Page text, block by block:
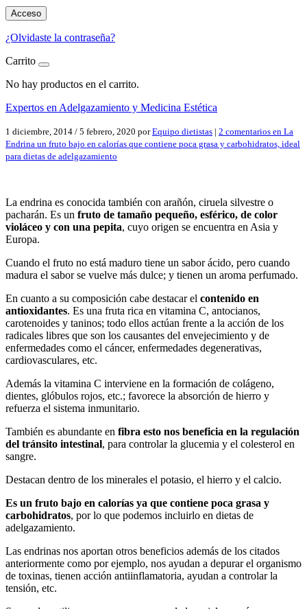
Acceso
¿Olvidaste la contraseña?
Carrito
No hay productos en el carrito.
Expertos en Adelgazamiento y Medicina Estética
1 diciembre, 2014 / 5 febrero, 2020 porEquipo dietistas | 2 comentarios en La
Endrina un fruto bajo en calorías que contiene poca grasa y carbohidratos, ideal
para dietas de adelgazamiento
La endrina es conocida también con arañón, ciruela silvestre o
pacharán. Es un fruto de tamaño pequeño, esférico, de color
violáceo y con una pepita, cuyo origen se encuentra en Asia y
Europa.
Cuando el fruto no está maduro tiene un sabor ácido, pero cuando
madura el sabor se vuelve más dulce; y tienen un aroma perfumado.
En cuanto a su composición cabe destacar el contenido en
antioxidantes. Es una fruta rica en vitamina C, antocianos,
carotenoides y taninos; todo ellos actúan frente a la acción de los
radicales libres que son los causantes del envejecimiento y de
enfermedades como el cáncer, enfermedades degenerativas,
cardiovasculares, etc.
Además la vitamina C interviene en la formación de colágeno,
dientes, glóbulos rojos, etc.; favorece la absorción de hierro y
refuerza el sistema inmunitario.
También es abundante en fibra esto nos beneficia en la regulación
del tránsito intestinal, para controlar la glucemia y el colesterol en
sangre.
Destacan dentro de los minerales el potasio, el hierro y el calcio.
Es un fruto bajo en calorías ya que contiene poca grasa y
carbohidratos, por lo que podemos incluirlo en dietas de
adelgazamiento.
Las endrinas nos aportan otros beneficios además de los citados
anteriormente como por ejemplo, nos ayudan a depurar el organismo
de toxinas, tienen acción antiinflamatoria, ayudan a controlar la
tensión, etc.